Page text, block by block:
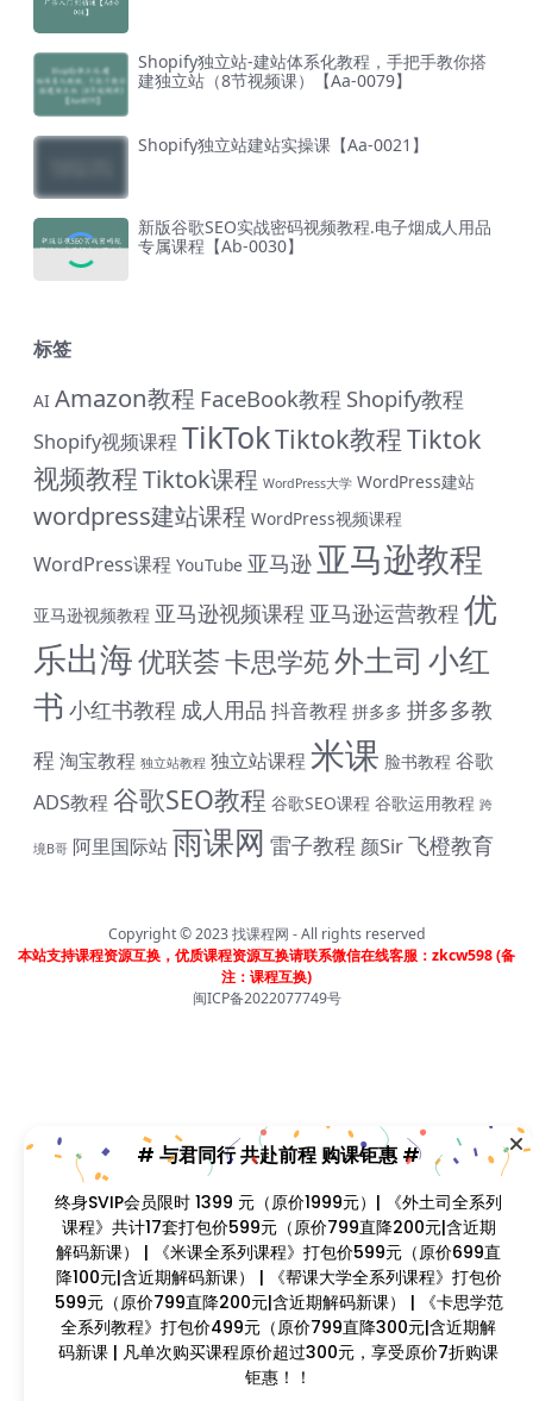
Shopify独立站-建站体系化教程，手把手教你搭
建独立站（8节视频课）【Aa-0079】
Shopify独立站建站实操课【Aa-0021】
新版谷歌SEO实战密码视频教程.电子烟成人用品
专属课程【Ab-0030】
标签
AI Amazon教程 FaceBook教程 Shopify教程
Shopify视频课程TikTokTiktok教程Tiktok
视频教程Tiktok课程 WordPress大学 WordPress建站
wordpress建站课程 WordPress视频课程
WordPress课程 YouTube 亚马逊 亚马逊教程
亚马逊视频教程 亚马逊视频课程 亚马逊运营教程 优
乐出海优联荟卡思学苑外土司 小红
书 小红书教程 成人用品 抖音教程 拼多多 拼多多教
程 淘宝教程 独立站教程 独立站课程米课 脸书教程 谷歌
ADS教程谷歌SEO教程 谷歌SEO课程 谷歌运用教程 跨
境B哥 阿里国际站雨课网 雷子教程 颜Sir飞橙教育
Copyright © 2023找课程网 - All rights reserved
本站支持课程资源互换，优质课程资源互换请联系微信在线客服：zkcw598 (备
注：课程互换)
闽ICP备2022077749号
# 与君同行 共赴前程 购课钜惠 #
终身SVIP会员限时 1399 元（原价1999元）| 《外土司全系列
课程》共计17套打包价599元（原价799直降200元|含近期
解码新课） | 《米课全系列课程》打包价599元（原价699直
降100元|含近期解码新课） | 《帮课大学全系列课程》打包价
599元（原价799直降200元|含近期解码新课） | 《卡思学范
全系列教程》打包价499元（原价799直降300元|含近期解
码新课 | 凡单次购买课程原价超过300元，享受原价7折购课
钜惠！！